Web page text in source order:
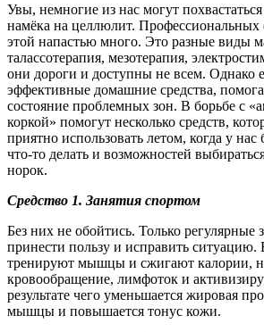
Увы, немногие из нас могут
намёка на целлюлит. Профессиональных
этой напастью много. Это разные виды
талассотерапия, мезотерапия,
они дороги и доступны не всем. Однако
эффективные домашние средства,
состояние проблемных зон. В борьбе с
коркой» помогут несколько средств,
приятно использовать летом, когда у
что-то делать и возможностей
норок.
Средство 1. Занятия спортом
Без них не обойтись. Только регулярные
принести пользу и исправить ситуацию.
тренируют мышцы и сжигают калории,
кровообращение, лимфоток и
результате чего уменьшается жировая
мышцы и повышается тонус кожи.